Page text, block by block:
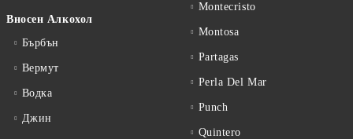
Вносен Алкохол
Бърбън
Вермут
Водка
Джин
Montecristo
Montosa
Partagas
Perla Del Mar
Punch
Quintero